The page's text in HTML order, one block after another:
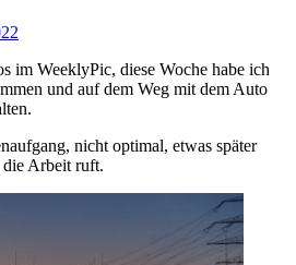
im WeeklyPic, diese Woche habe ich
und auf dem Weg mit dem Auto
nicht optimal, etwas später
die Arbeit ruft.